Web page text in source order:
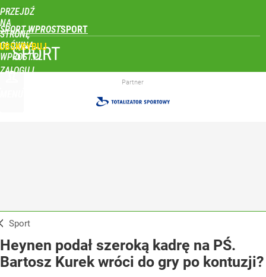
PRZEJDŹ
NA
STRONĘ
GŁÓWNĄ
WPROST.PL
SPORT WPROST
ZALOGUJ
SPORT
Partner
Sport
Heynen podał szeroką kadrę na PŚ.
Bartosz Kurek wróci do gry po kontuzji?